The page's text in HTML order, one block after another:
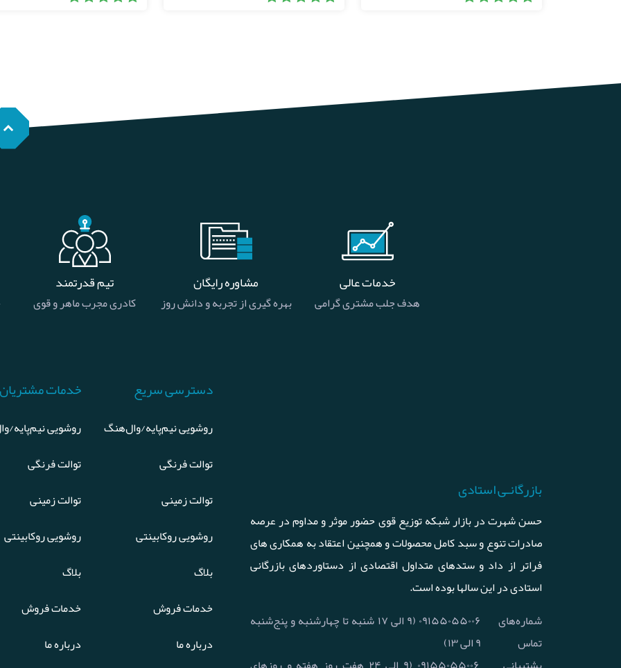
خدمات عالی
هدف جلب مشتری گرامی
مشاوره رایگان
بهره گیری از تجربه و دانش روز
تیم قدرتمند
کادری مجرب ماهر و قوی
بازرگانـی استادی
حسن شهرت در بازار شبکه توزیع قوی حضور موثر و مداوم در عرصه
صادرات تنوع و سبد کامل محصولات و همچنین اعتقاد به همکاری های
فراتر از داد و ستدهای متداول اقتصادی از دستاوردهای بازرگانی
استادی در این سالها بوده است.
شماره‌های
تماس
۰۹۱۵۵۰۵۵۰۰۶ (۹ الی ۱۷ شنبه تا چهارشنبه و پنج‌شنبه
۹ الی ۱۳)
دسترسی سریع
روشویی نیم‌پایه/وال‌هنگ
توالت فرنگی
توالت زمینی
روشویی روکابینتی
بلاگ
خدمات فروش
درباره ما
خدمات مشتریان
روشویی نیم‌پایه/
توالت فرنگی
توالت زمینی
روشویی روکابینتی
بلاگ
خدمات فروش
درباره ما